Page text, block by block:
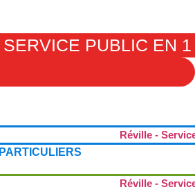
SERVICE PUBLIC EN 1
PARTICULIERS